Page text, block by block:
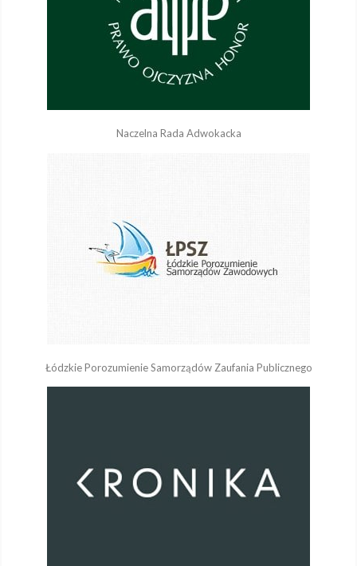
Naczelna Rada Adwokacka
Łódzkie Porozumienie Samorządów Zaufania Publicznego